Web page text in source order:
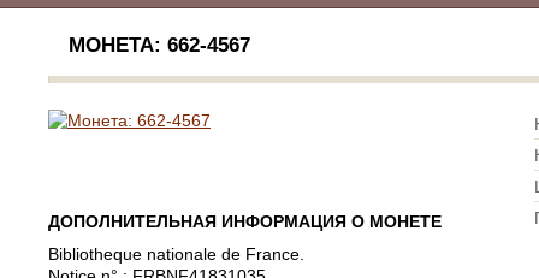
МОНЕТА: 662-4567
ДОПОЛНИТЕЛЬНАЯ ИНФОРМАЦИЯ О МОНЕТЕ
Bibliothеque nationale de France.